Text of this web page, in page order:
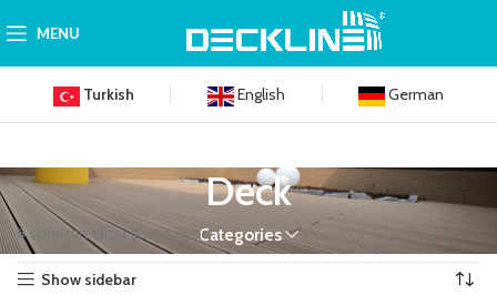
MENU
Turkish English German
Deck
Categories
6 sonucun tümü gösteriliyor
Show sidebar